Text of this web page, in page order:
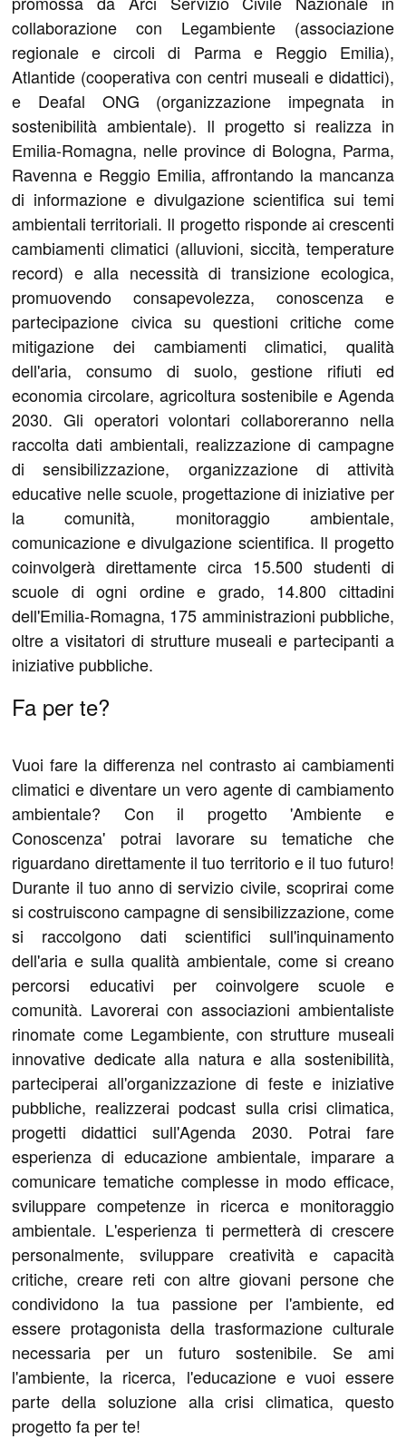
collaborazione con Legambiente (associazione
regionale e circoli di Parma e Reggio Emilia),
Atlantide (cooperativa con centri museali e didattici),
e Deafal ONG (organizzazione impegnata in
sostenibilità ambientale). Il progetto si realizza in
Emilia-Romagna, nelle province di Bologna, Parma,
Ravenna e Reggio Emilia, affrontando la mancanza
di informazione e divulgazione scientifica sui temi
ambientali territoriali. Il progetto risponde ai crescenti
cambiamenti climatici (alluvioni, siccità, temperature
record) e alla necessità di transizione ecologica,
promuovendo consapevolezza, conoscenza e
partecipazione civica su questioni critiche come
mitigazione dei cambiamenti climatici, qualità
dell'aria, consumo di suolo, gestione rifiuti ed
economia circolare, agricoltura sostenibile e Agenda
2030. Gli operatori volontari collaboreranno nella
raccolta dati ambientali, realizzazione di campagne
di sensibilizzazione, organizzazione di attività
educative nelle scuole, progettazione di iniziative per
la comunità, monitoraggio ambientale,
comunicazione e divulgazione scientifica. Il progetto
coinvolgerà direttamente circa 15.500 studenti di
scuole di ogni ordine e grado, 14.800 cittadini
dell'Emilia-Romagna, 175 amministrazioni pubbliche,
oltre a visitatori di strutture museali e partecipanti a
iniziative pubbliche.
Fa per te?
Vuoi fare la differenza nel contrasto ai cambiamenti
climatici e diventare un vero agente di cambiamento
ambientale? Con il progetto 'Ambiente e
Conoscenza' potrai lavorare su tematiche che
riguardano direttamente il tuo territorio e il tuo futuro!
Durante il tuo anno di servizio civile, scoprirai come
si costruiscono campagne di sensibilizzazione, come
si raccolgono dati scientifici sull'inquinamento
dell'aria e sulla qualità ambientale, come si creano
percorsi educativi per coinvolgere scuole e
comunità. Lavorerai con associazioni ambientaliste
rinomate come Legambiente, con strutture museali
innovative dedicate alla natura e alla sostenibilità,
parteciperai all'organizzazione di feste e iniziative
pubbliche, realizzerai podcast sulla crisi climatica,
progetti didattici sull'Agenda 2030. Potrai fare
esperienza di educazione ambientale, imparare a
comunicare tematiche complesse in modo efficace,
sviluppare competenze in ricerca e monitoraggio
ambientale. L'esperienza ti permetterà di crescere
personalmente, sviluppare creatività e capacità
critiche, creare reti con altre giovani persone che
condividono la tua passione per l'ambiente, ed
essere protagonista della trasformazione culturale
necessaria per un futuro sostenibile. Se ami
l'ambiente, la ricerca, l'educazione e vuoi essere
parte della soluzione alla crisi climatica, questo
progetto fa per te!